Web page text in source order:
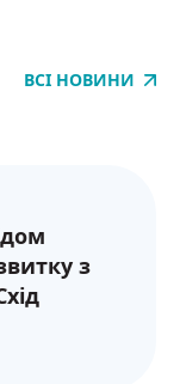
ВСІ НОВИНИ
з